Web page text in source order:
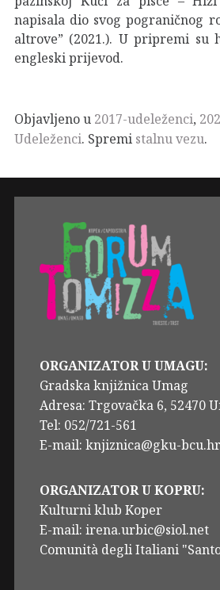
napisala dio svog pograničnog
altrove” (2021.). U pripremi su
engleski prijevod.
Objavljeno u 2017-udeleženci,
Udeleženci. Spremi stalnu vezu.
ORGANIZATOR U UMAGU:
Gradska knjižnica Umag
Adresa: Trgovačka 6, 52470
Tel: 052/721-561
E-mail: knjiznica@gku-bcu.hr
ORGANIZATOR U KOPRU:
Kulturni klub Koper
E-mail: irena.urbic@siol.net
Comunità degli Italiani